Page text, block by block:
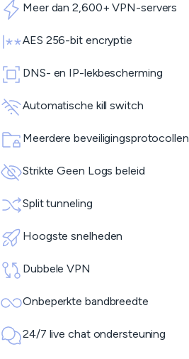
Meer dan 2,600+ VPN-servers
AES 256-bit encryptie
DNS- en IP-lekbescherming
Automatische kill switch
Meerdere beveiligingsprotocollen
Strikte Geen Logs beleid
Split tunneling
Hoogste snelheden
Dubbele VPN
Onbeperkte bandbreedte
24/7 live chat ondersteuning